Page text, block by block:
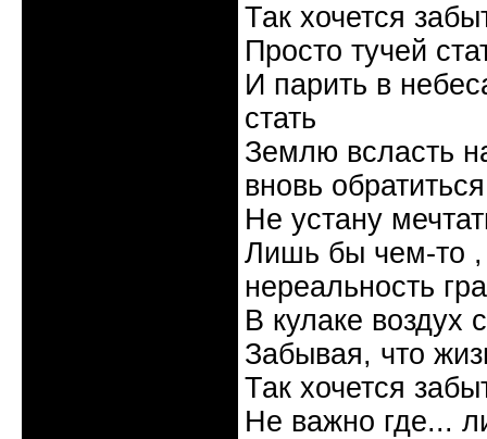
Так хочется
Просто тучей
И парить в
стать
Землю всласть
вновь обратиться
Не устану
Лишь бы чем-то ,
нереальность
В кулаке
Забывая, что
Так хочется
Не важно где...